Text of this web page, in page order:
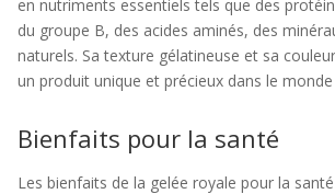
en nutriments essentiels tels que des
du groupe B, des acides aminés, des
naturels. Sa texture gélatineuse et sa
un produit unique et précieux dans le monde
Bienfaits pour la santé
Les bienfaits de la gelée royale pour la